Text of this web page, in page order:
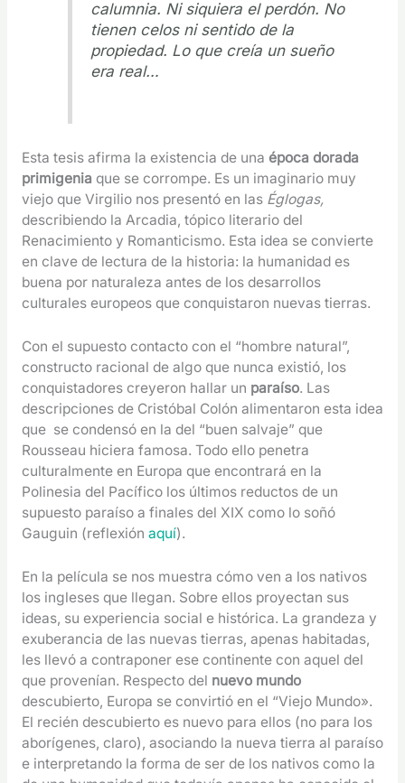
calumnia. Ni siquiera el perdón. No
tienen celos ni sentido de la
propiedad. Lo que creía un sueño
era real…
Esta tesis afirma la existencia de una época dorada
primigenia que se corrompe. Es un imaginario muy
viejo que Virgilio nos presentó en las Églogas,
describiendo la Arcadia, tópico literario del
Renacimiento y Romanticismo. Esta idea se convierte
en clave de lectura de la historia: la humanidad es
buena por naturaleza antes de los desarrollos
culturales europeos que conquistaron nuevas tierras.
Con el supuesto contacto con el “hombre natural”,
constructo racional de algo que nunca existió, los
conquistadores creyeron hallar un paraíso. Las
descripciones de Cristóbal Colón alimentaron esta idea
que se condensó en la del “buen salvaje” que
Rousseau hiciera famosa. Todo ello penetra
culturalmente en Europa que encontrará en la
Polinesia del Pacífico los últimos reductos de un
supuesto paraíso a finales del XIX como lo soñó
Gauguin (reflexión aquí).
En la película se nos muestra cómo ven a los nativos
los ingleses que llegan. Sobre ellos proyectan sus
ideas, su experiencia social e histórica. La grandeza y
exuberancia de las nuevas tierras, apenas habitadas,
les llevó a contraponer ese continente con aquel del
que provenían. Respecto del nuevo mundo
descubierto, Europa se convirtió en el “Viejo Mundo».
El recién descubierto es nuevo para ellos (no para los
aborígenes, claro), asociando la nueva tierra al paraíso
e interpretando la forma de ser de los nativos como la